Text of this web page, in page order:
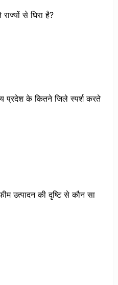
से घिरा है?
प्रदेश के कितने जिले स्पर्श करते
उत्पादन की दृष्टि से कौन सा